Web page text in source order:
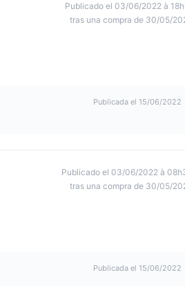
Publicado el 03/06/2022 à
tras una compra de 30/05/
Publicada el 15/06/2022
Publicado el 03/06/2022 à
tras una compra de 30/05/
Publicada el 15/06/2022